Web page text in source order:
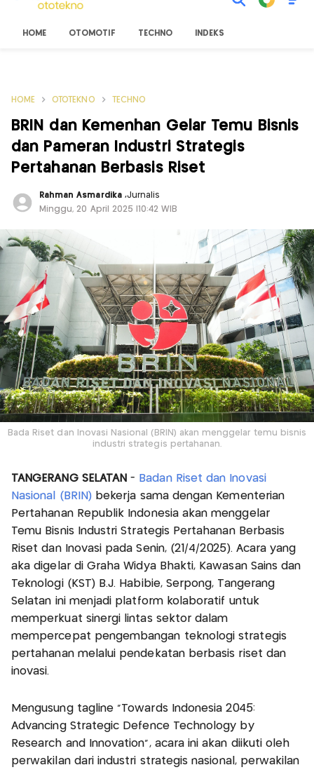
HOME OTOMOTIF TECHNO INDEKS
HOME OTOTEKNO TECHNO
BRIN dan Kemenhan Gelar Temu Bisnis
dan Pameran Industri Strategis
Pertahanan Berbasis Riset
Rahman Asmardika ,Jurnalis
Minggu, 20 April 2025 |10:42 WIB
Bada Riset dan Inovasi Nasional (BRIN) akan menggelar temu bisnis
industri strategis pertahanan.
TANGERANG SELATAN - Badan Riset dan Inovasi
Nasional (BRIN)bekerja sama dengan Kementerian
Pertahanan Republik Indonesia akan menggelar
Temu Bisnis Industri Strategis Pertahanan Berbasis
Riset dan Inovasi pada Senin, (21/4/2025). Acara yang
aka digelar di Graha Widya Bhakti, Kawasan Sains dan
Teknologi (KST) B.J. Habibie, Serpong, Tangerang
Selatan ini menjadi platform kolaboratif untuk
memperkuat sinergi lintas sektor dalam
mempercepat pengembangan teknologi strategis
pertahanan melalui pendekatan berbasis riset dan
inovasi.
Mengusung tagline “Towards Indonesia 2045:
Advancing Strategic Defence Technology by
Research and Innovation”, acara ini akan diikuti oleh
perwakilan dari industri strategis nasional, perwakilan